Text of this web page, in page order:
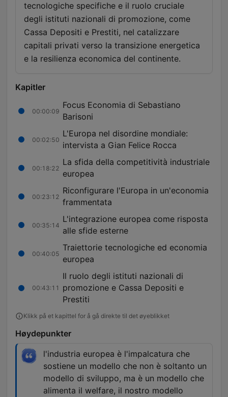
tecnologiche specifiche e il ruolo cruciale
degli istituti nazionali di promozione, come
Cassa Depositi e Prestiti, nel catalizzare
capitali privati verso la transizione energetica
e la resilienza economica del continente.
Kapitler
00:00:09
Focus Economia di Sebastiano
Barisoni
00:02:50
L'Europa nel disordine mondiale:
intervista a Gian Felice Rocca
00:18:22
La sfida della competitività industriale
europea
00:23:12
Riconfigurare l'Europa in un'economia
frammentata
00:35:14
L'integrazione europea come risposta
alle sfide esterne
00:40:05
Traiettorie tecnologiche ed economia
europea
00:43:11
Il ruolo degli istituti nazionali di
promozione e Cassa Depositi e
Prestiti
Klikk på et kapittel for å gå direkte til det øyeblikket
Høydepunkter
l'industria europea è l'impalcatura che
sostiene un modello che non è soltanto un
modello di sviluppo, ma è un modello che
alimenta il welfare, il nostro modello